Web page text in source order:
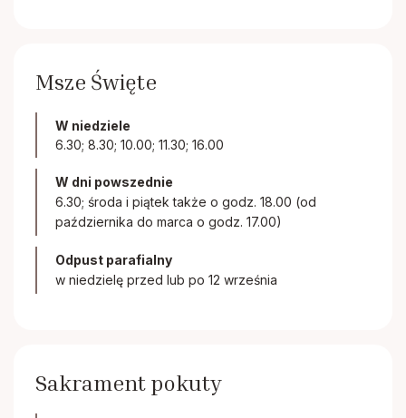
Msze Święte
W niedziele
6.30; 8.30; 10.00; 11.30; 16.00
W dni powszednie
6.30; środa i piątek także o godz. 18.00 (od
października do marca o godz. 17.00)
Odpust parafialny
w niedzielę przed lub po 12 września
Sakrament pokuty